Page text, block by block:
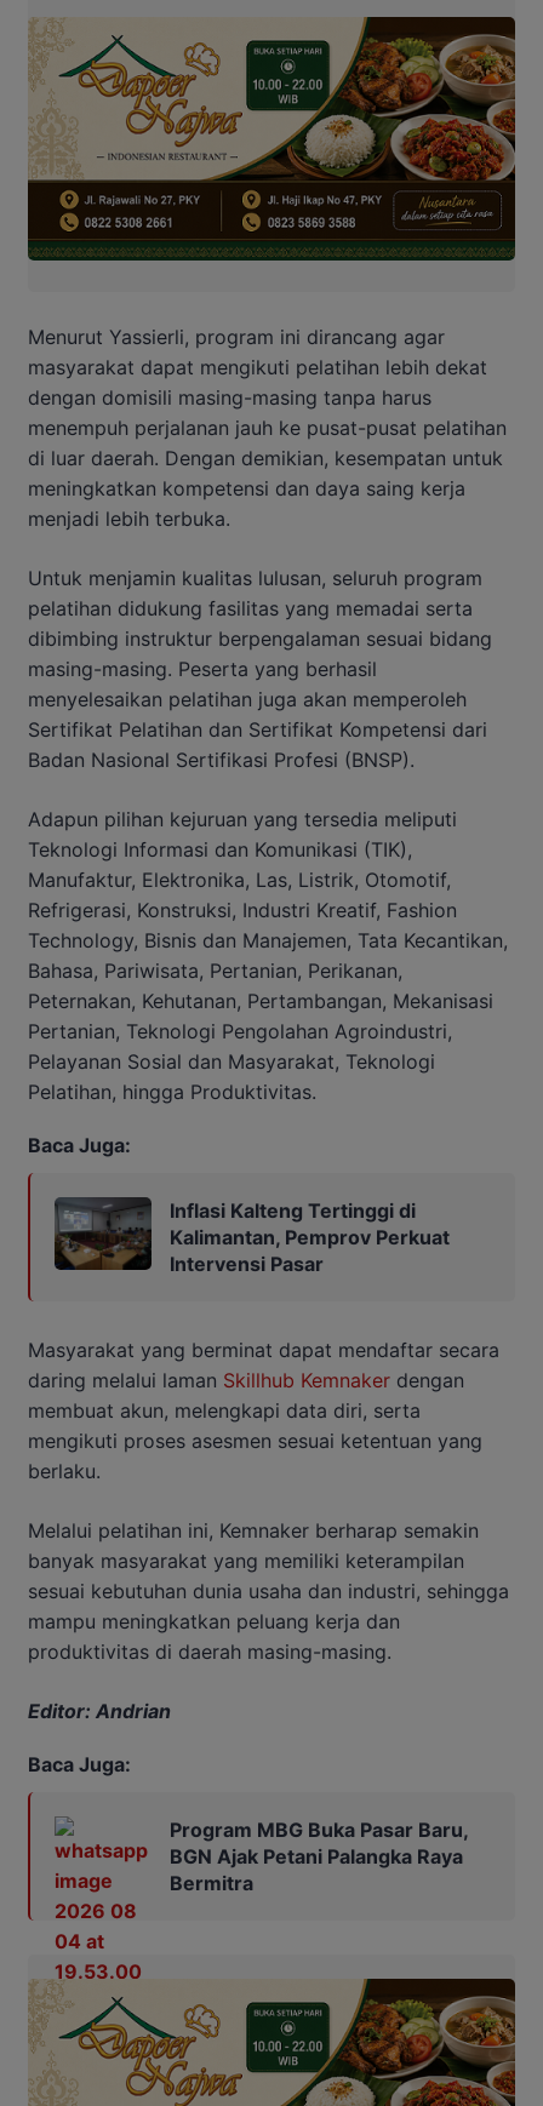
Menurut Yassierli, program ini dirancang agar
masyarakat dapat mengikuti pelatihan lebih dekat
dengan domisili masing-masing tanpa harus
menempuh perjalanan jauh ke pusat-pusat pelatihan
di luar daerah. Dengan demikian, kesempatan untuk
meningkatkan kompetensi dan daya saing kerja
menjadi lebih terbuka.
Untuk menjamin kualitas lulusan, seluruh program
pelatihan didukung fasilitas yang memadai serta
dibimbing instruktur berpengalaman sesuai bidang
masing-masing. Peserta yang berhasil
menyelesaikan pelatihan juga akan memperoleh
Sertifikat Pelatihan dan Sertifikat Kompetensi dari
Badan Nasional Sertifikasi Profesi (BNSP).
Adapun pilihan kejuruan yang tersedia meliputi
Teknologi Informasi dan Komunikasi (TIK),
Manufaktur, Elektronika, Las, Listrik, Otomotif,
Refrigerasi, Konstruksi, Industri Kreatif, Fashion
Technology, Bisnis dan Manajemen, Tata Kecantikan,
Bahasa, Pariwisata, Pertanian, Perikanan,
Peternakan, Kehutanan, Pertambangan, Mekanisasi
Pertanian, Teknologi Pengolahan Agroindustri,
Pelayanan Sosial dan Masyarakat, Teknologi
Pelatihan, hingga Produktivitas.
Baca Juga:
Inflasi Kalteng Tertinggi di
Kalimantan, Pemprov Perkuat
Intervensi Pasar
Masyarakat yang berminat dapat mendaftar secara
daring melalui laman Skillhub Kemnaker dengan
membuat akun, melengkapi data diri, serta
mengikuti proses asesmen sesuai ketentuan yang
berlaku.
Melalui pelatihan ini, Kemnaker berharap semakin
banyak masyarakat yang memiliki keterampilan
sesuai kebutuhan dunia usaha dan industri, sehingga
mampu meningkatkan peluang kerja dan
produktivitas di daerah masing-masing.
Editor: Andrian
Baca Juga:
Program MBG Buka Pasar Baru,
BGN Ajak Petani Palangka Raya
Bermitra